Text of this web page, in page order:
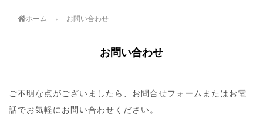
ホーム お問い合わせ
お問い合わせ
ご不明な点がございましたら、お問合せフォームまたはお電
話でお気軽にお問い合わせください。